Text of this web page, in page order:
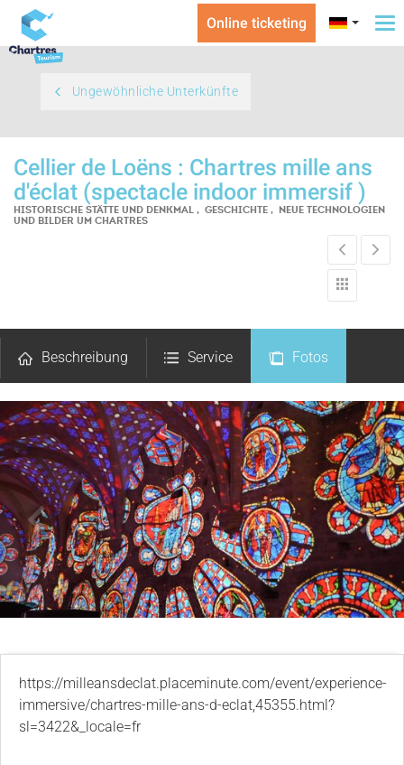
Online ticketing
Ungewöhnliche Unterkünfte
Cellier de Loëns : Chartres mille ans
d'éclat (spectacle indoor immersif )
HISTORISCHE STÄTTE UND DENKMAL , GESCHICHTE , NEUE TECHNOLOGIEN
UND BILDER UM CHARTRES
Beschreibung Service Fotos
Kommentare
Lageplan
https://milleansdeclat.placeminute.com/event/experience-
immersive/chartres-mille-ans-d-eclat,45355.html?
sl=3422&_locale=fr